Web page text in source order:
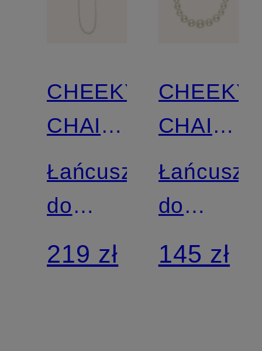
CHEEKY
CHAIN
MUNICH
Łańcuszek
do
smartfona
AUDREY
219 zł
CHEEKY
CHAIN
MUNICH
do
smartfona
AUDREY
145 zł